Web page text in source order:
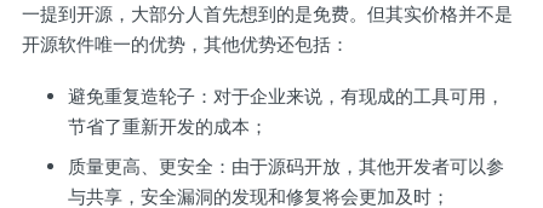
一提到开源，大部分人首先想到的是免费。但其实价格并不是
开源软件唯一的优势，其他优势还包括：
避免重复造轮子：对于企业来说，有现成的工具可用，
节省了重新开发的成本；
质量更高、更安全：由于源码开放，其他开发者可以参
与共享，安全漏洞的发现和修复将会更加及时；